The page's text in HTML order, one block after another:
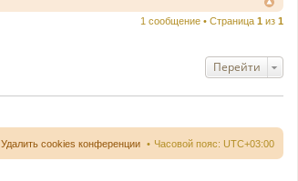
1 сообщение • Страница 1 из 1
Перейти
Часовой пояс: UTC+03:00
Удалить cookies конференции